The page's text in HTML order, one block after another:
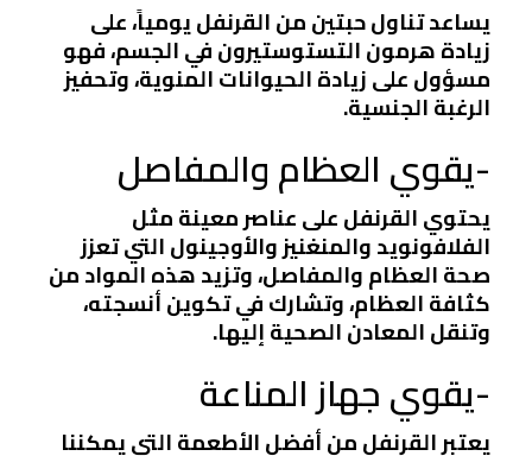
يساعد تناول حبتين من القرنفل يومياً، على
زيادة هرمون التستوستيرون في الجسم، فهو
مسؤول على زيادة الحيوانات المنوية، وتحفيز
الرغبة الجنسية.
-يقوي العظام والمفاصل
يحتوي القرنفل على عناصر معينة مثل
الفلافونويد والمنغنيز والأوجينول التي تعزز
صحة العظام والمفاصل، وتزيد هذه المواد من
كثافة العظام، وتشارك في تكوين أنسجته،
وتنقل المعادن الصحية إليها.
-يقوي جهاز المناعة
يعتبر القرنفل من أفضل الأطعمة التي يمكننا